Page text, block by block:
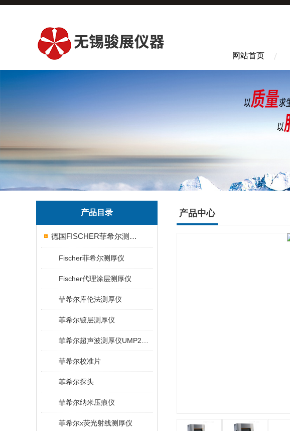
网站首页
产品目录
德国FISCHER菲希尔测厚仪
Fischer菲希尔测厚仪
Fischer代理涂层测厚仪
菲希尔库伦法测厚仪
菲希尔镀层测厚仪
菲希尔校准片
菲希尔探头
菲希尔纳米压痕仪
菲希尔x荧光射线测厚仪
产品中心